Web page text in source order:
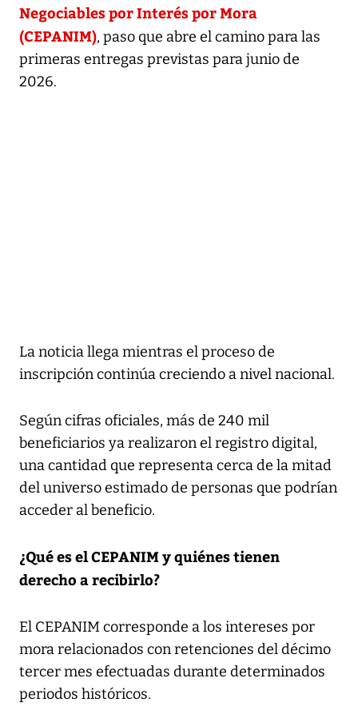
Negociables por Interés por Mora
(CEPANIM), paso que abre el camino para las
primeras entregas previstas para junio de
2026.
La noticia llega mientras el proceso de
inscripción continúa creciendo a nivel nacional.
Según cifras oficiales, más de 240 mil
beneficiarios ya realizaron el registro digital,
una cantidad que representa cerca de la mitad
del universo estimado de personas que podrían
acceder al beneficio.
¿Qué es el CEPANIM y quiénes tienen
derecho a recibirlo?
El CEPANIM corresponde a los intereses por
mora relacionados con retenciones del décimo
tercer mes efectuadas durante determinados
periodos históricos.